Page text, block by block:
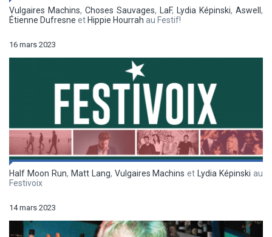
Vulgaires Machins, Choses Sauvages, LaF, Lydia Képinski, Aswell,
Étienne Dufresne etHippie Hourrah au Festif!
16 mars 2023
Half Moon Run, Matt Lang, Vulgaires Machins et Lydia Képinski au
Festivoix
14 mars 2023